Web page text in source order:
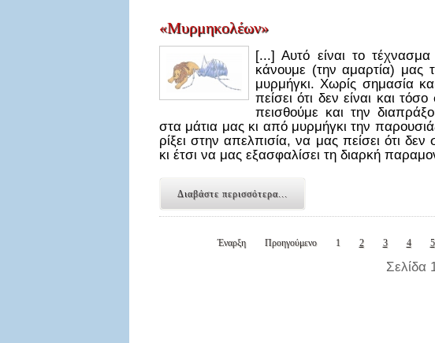
«Μυρμηκολέων»
[...] Αυτό είναι το
κάνουμε (την αμαρτία) μας
μυρμήγκι. Χωρίς σημασία
πείσει ότι δεν είναι και
πεισθούμε και την
στα μάτια μας κι από μυρμήγκι την
ρίξει στην απελπισία, να μας πείσει ότι
κι έτσι να μας εξασφαλίσει τη διαρκή
Διαβάστε περισσότερα...
Έναρξη Προηγούμενο 1 2 3 4 5
Σελίδα